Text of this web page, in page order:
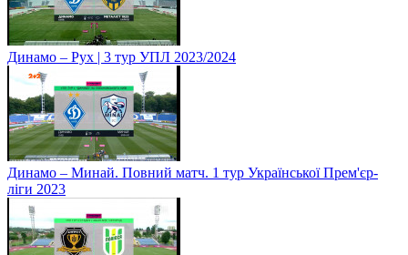
Динамо – Рух | 3 тур УПЛ 2023/2024
Динамо – Минай. Повний матч. 1 тур Української Прем'єр-
ліги 2023